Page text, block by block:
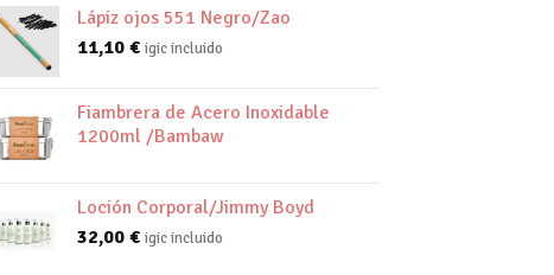
Lápiz ojos 551 Negro/Zao
11,10 € igic incluido
Fiambrera de Acero Inoxidable
1200ml /Bambaw
Loción Corporal/Jimmy Boyd
32,00 € igic incluido